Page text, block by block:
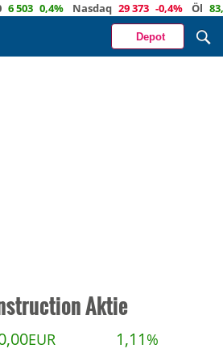
0,4% Nasdaq 29 373 -0,4% Öl 83,6
Depot
Aktie
EUR 1,11 %